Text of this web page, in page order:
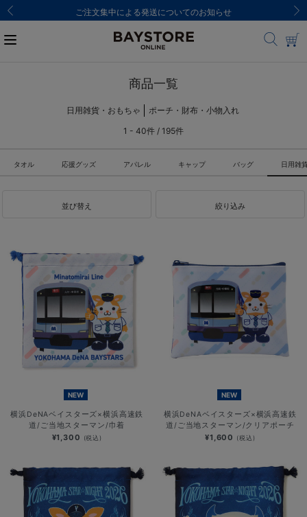
ご注文集中による発送についてのお知らせ
商品一覧
日用雑貨・おもちゃ
ポーチ・財布・小物入れ
1 - 40件 / 195件
タオル 応援グッズ アパレル キャップ バッグ 日用雑
並び替え 絞り込み
NEW
横浜DeNAベイスターズ×横浜高速鉄
道/ご当地スターマン/巾着
¥1,300 (税込)
NEW
横浜DeNAベイスターズ×横浜高速鉄
道/ご当地スターマン/クリアポーチ
¥1,600 (税込)